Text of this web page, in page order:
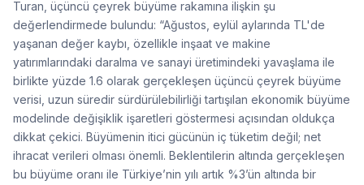
Turan, üçüncü çeyrek büyüme rakamına ilişkin şu
değerlendirmede bulundu: “Ağustos, eylül aylarında TL'de
yaşanan değer kaybı, özellikle inşaat ve makine
yatırımlarındaki daralma ve sanayi üretimindeki yavaşlama ile
birlikte yüzde 1.6 olarak gerçekleşen üçüncü çeyrek büyüme
verisi, uzun süredir sürdürülebilirliği tartışılan ekonomik büyüme
modelinde değişiklik işaretleri göstermesi açısından oldukça
dikkat çekici. Büyümenin itici gücünün iç tüketim değil; net
ihracat verileri olması önemli. Beklentilerin altında gerçekleşen
bu büyüme oranı ile Türkiye’nin yılı artık %3’ün altında bir